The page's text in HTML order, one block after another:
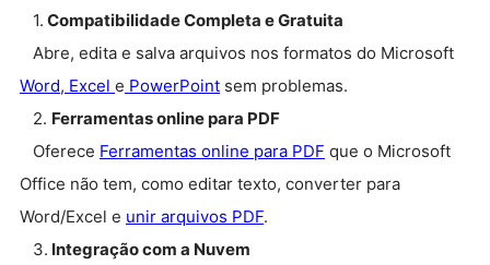
1. Compatibilidade Completa e Gratuita
Abre, edita e salva arquivos nos formatos do Microsoft
Word, Excel e PowerPoint sem problemas.
2. Ferramentas online para PDF
Oferece Ferramentas online para PDF que o Microsoft
Office não tem, como editar texto, converter para
Word/Excel e unir arquivos PDF.
3. Integração com a Nuvem